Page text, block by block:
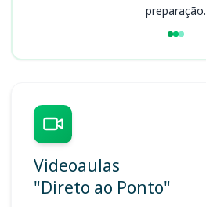
preparação.
Videoaulas
"Direto ao Ponto"